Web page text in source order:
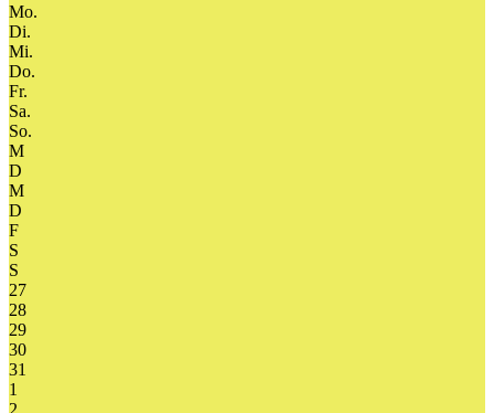
Mo.
Di.
Mi.
Do.
Fr.
Sa.
So.
M
D
M
D
F
S
S
27
28
29
30
31
1
2